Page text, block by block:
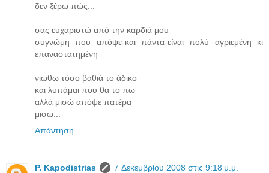
δεν ξέρω πώς...
σας ευχαριστώ από την καρδιά μου
συγνώμη που απόψε-και πάντα-είναι πολύ αγριεμένη κι
επαναστατημένη
νιώθω τόσο βαθιά το άδικο
και λυπάμαι που θα το πω
αλλά μισώ απόψε πατέρα
μισώ...
Απάντηση
P. Kapodistrias
7 Δεκεμβρίου 2008 στις 9:18 μ.μ.